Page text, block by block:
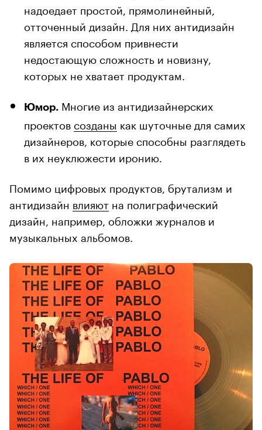
надоедает простой, прямолинейный,
отточенный дизайн. Для них антидизайн
является способом привнести
недостающую сложность и новизну,
которых не хватает продуктам.
Юмор. Многие из антидизайнерских
проектов созданы как шуточные для самих
дизайнеров, которые способны разглядеть
в их неуклюжести иронию.
Помимо цифровых продуктов, брутализм и
антидизайн влияют на полиграфический
дизайн, например, обложки журналов и
музыкальных альбомов.